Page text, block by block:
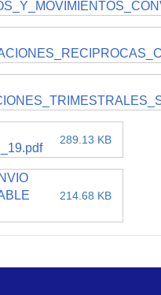
289.13 KB
214.68 KB